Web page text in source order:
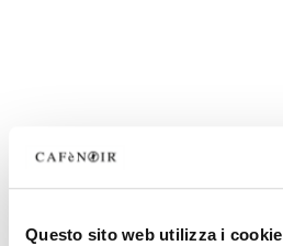
Questo sito web utilizza i cookie